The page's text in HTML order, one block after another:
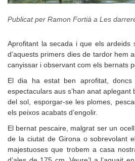
Publicat per Ramon Fortià a Les
Aprofitant la secada i que els ardeids
d’aquests primers dies de tardor hem
canyissar i observant com els bernats
El dia ha estat ben aprofitat, doncs
espectaculars aus s’han anat
del sol, esporgar-se les plomes,
els peixos acabats d’engolir.
El bernat pescaire, malgrat ser un
de la ciutat de Girona o sobrevolant
majestuoses que trobem a casa